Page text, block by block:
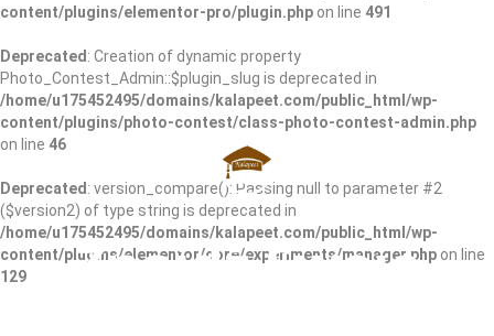
content/plugins/elementor-pro/plugin.php on line 491
Deprecated : Creation of dynamic property
Photo_Contest_Admin::$plugin_slug is deprecated in
/home/u175452495/domains/kalapeet.com/public_html/wp-
content/plugins/photo-contest/class-photo-contest-admin.php
on line 46
Deprecated : version_compare(): Passing null to parameter #2
($version2) of type string is deprecated in
/home/u175452495/domains/kalapeet.com/public_html/wp-
content/plugins/elementor/core/experiments/manager.php on line
129
Znajdź Swoje